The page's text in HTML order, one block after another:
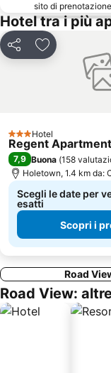
sito di
Hotel tra i più
CondividiAggiungi ai
3 StelleHotel
Regent
7,9 Buona (158
Holetown, 1.4 km da:
Scegli le date per
esatti
Scopri i
Road
Road View: